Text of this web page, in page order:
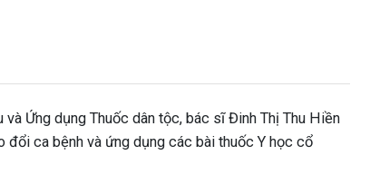
Ứng dụng Thuốc dân tộc, bác sĩ Đinh Thị Thu Hiền
ca bệnh và ứng dụng các bài thuốc Y học cổ